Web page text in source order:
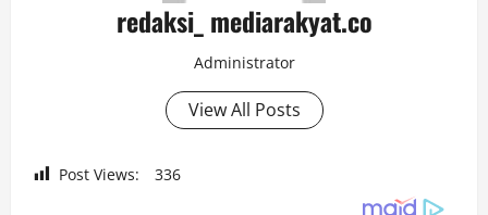
redaksi_ mediarakyat.co
Administrator
View All Posts
Post Views: 336